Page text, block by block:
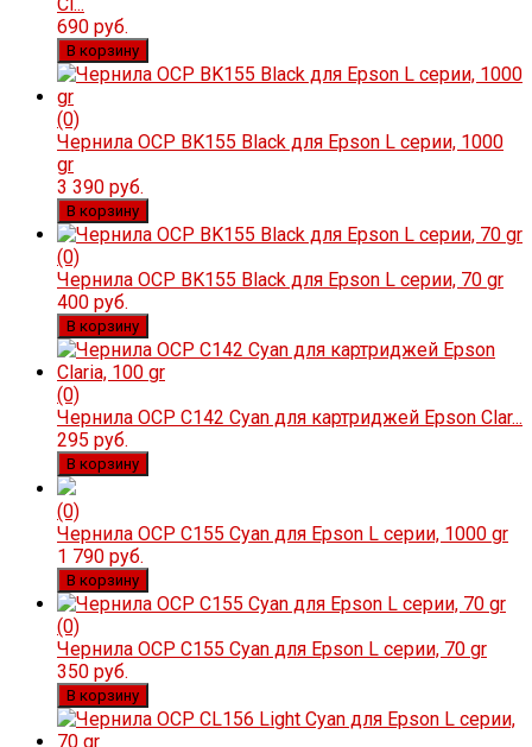
690 руб.
В корзину
(0)
Чернила OCP BK155 Black для Epson L серии, 1000
gr
3 390 руб.
В корзину
(0)
Чернила OCP BK155 Black для Epson L серии, 70 gr
400 руб.
В корзину
(0)
Чернила OCP C142 Cyan для картриджей Epson Clar...
295 руб.
В корзину
(0)
Чернила OCP C155 Cyan для Epson L серии, 1000 gr
1 790 руб.
В корзину
(0)
Чернила OCP C155 Cyan для Epson L серии, 70 gr
350 руб.
В корзину